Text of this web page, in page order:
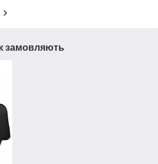
замовляють